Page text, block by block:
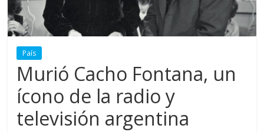
País
Murió Cacho Fontana, un
ícono de la radio y
televisión argentina